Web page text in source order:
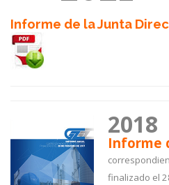
Informe de la Junta
2018
Informe
finalizado el